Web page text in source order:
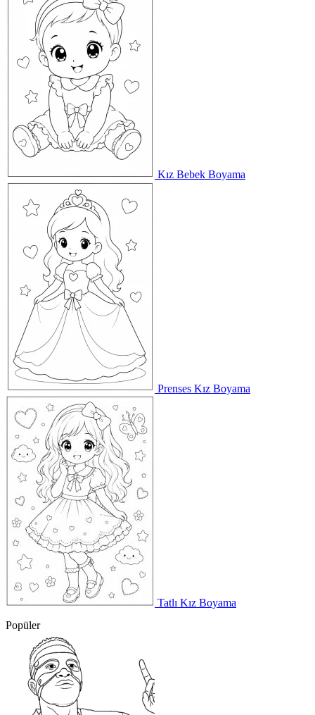
Kız Bebek Boyama
Prenses Kız Boyama
Tatlı Kız Boyama
Popüler